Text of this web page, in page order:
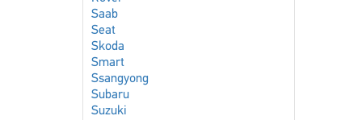
Saab
Seat
Skoda
Smart
Ssangyong
Subaru
Suzuki